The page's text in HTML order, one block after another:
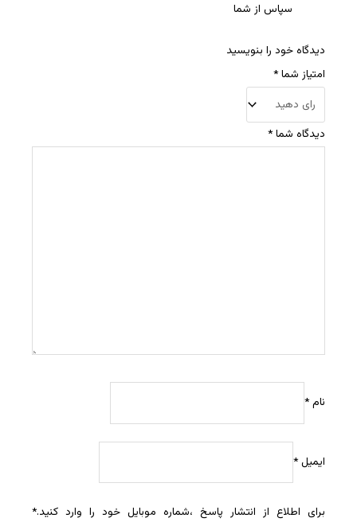
سپاس از شما
دیدگاه خود را بنویسید
امتیاز شما*
دیدگاه شما*
نام*
ایمیل*
برای اطلاع از انتشار پاسخ ،شماره موبایل خود را وارد کنید.*